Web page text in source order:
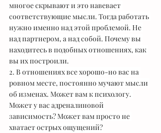
многое скрывают и это навевает
соответствующие мысли. Тогда работать
нужно именно над этой проблемой. Не
над партнером, а над собой. Почему вы
находитесь в подобных отношениях, как
вы их построили.
2. В отношениях все хорошо-но вас на
ровном месте, постоянно мучают мысли
об изменах. Может вам к психологу.
Может у вас адреналиновой
зависимость? Может вам просто не
хватает острых ощущений?